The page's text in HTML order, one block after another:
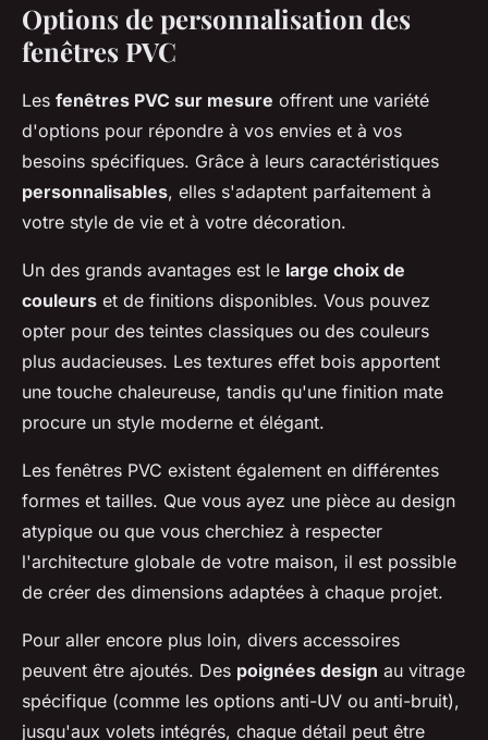
Options de personnalisation des
fenêtres PVC
Les fenêtres PVC sur mesure offrent une variété
d'options pour répondre à vos envies et à vos
besoins spécifiques. Grâce à leurs caractéristiques
personnalisables, elles s'adaptent parfaitement à
votre style de vie et à votre décoration.
Un des grands avantages est le large choix de
couleurs et de finitions disponibles. Vous pouvez
opter pour des teintes classiques ou des couleurs
plus audacieuses. Les textures effet bois apportent
une touche chaleureuse, tandis qu'une finition mate
procure un style moderne et élégant.
Les fenêtres PVC existent également en différentes
formes et tailles. Que vous ayez une pièce au design
atypique ou que vous cherchiez à respecter
l'architecture globale de votre maison, il est possible
de créer des dimensions adaptées à chaque projet.
Pour aller encore plus loin, divers accessoires
peuvent être ajoutés. Des poignées design au vitrage
spécifique (comme les options anti-UV ou anti-bruit),
jusqu'aux volets intégrés, chaque détail peut être